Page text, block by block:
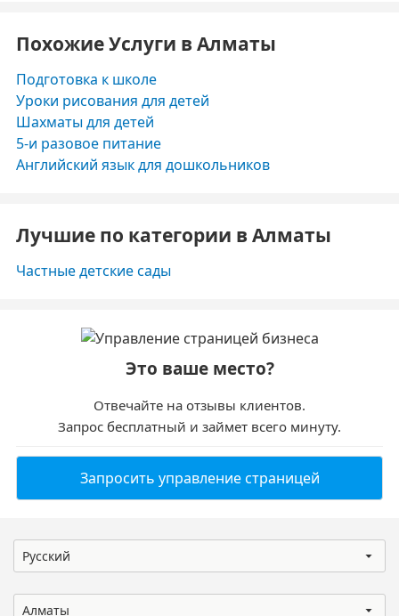
Похожие Услуги в Алматы
Подготовка к школе
Уроки рисования для детей
Шахматы для детей
5-и разовое питание
Английский язык для дошкольников
Лучшие по категории в Алматы
Частные детские сады
Это ваше место?
Отвечайте на отзывы клиентов.
Запрос бесплатный и займет всего минуту.
Запросить управление страницей
Русский
Алматы